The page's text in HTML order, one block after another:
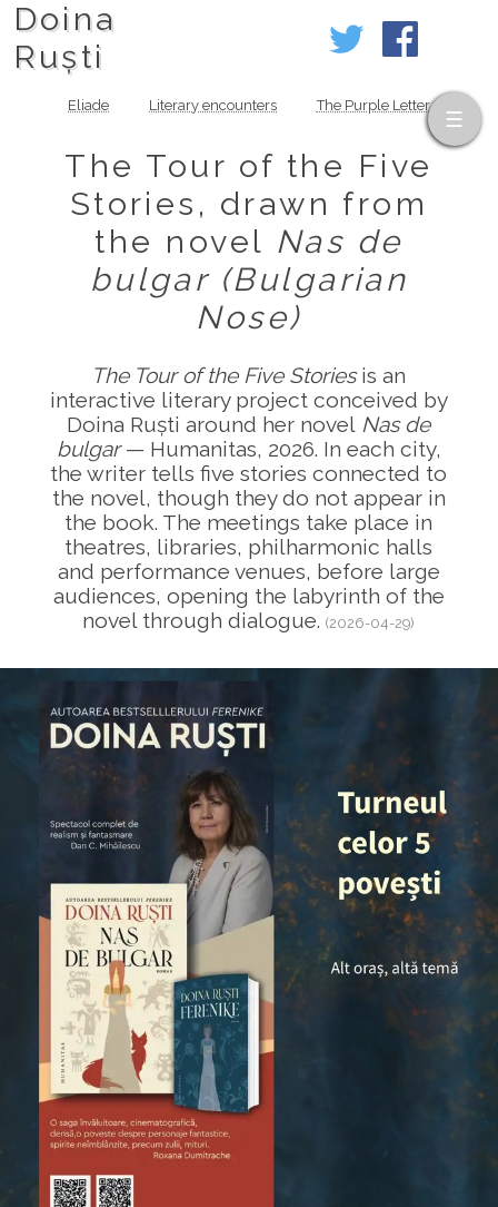
Doina
Ruști
Eliade Literary encounters The Purple Letter
The Tour of the Five
Stories, drawn from
the novel Nas de
bulgar (Bulgarian
Nose)
The Tour of the Five Storiesis an
interactive literary project conceived by
Doina Ruști around her novel Nas de
bulgar— Humanitas, 2026. In each city,
the writer tells five stories connected to
the novel, though they do not appear in
the book. The meetings take place in
theatres, libraries, philharmonic halls
and performance venues, before large
audiences, opening the labyrinth of the
novel through dialogue.(2026-04-29)